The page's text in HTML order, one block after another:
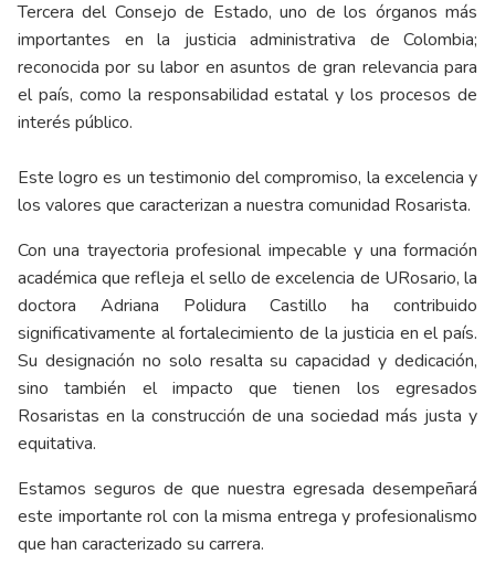
Tercera del Consejo de Estado, uno de los órganos más
importantes en la justicia administrativa de Colombia;
reconocida por su labor en asuntos de gran relevancia para
el país, como la responsabilidad estatal y los procesos de
interés público.
Este logro es un testimonio del compromiso, la excelencia y
los valores que caracterizan a nuestra comunidad Rosarista.
Con una trayectoria profesional impecable y una formación
académica que refleja el sello de excelencia de URosario, la
doctora Adriana Polidura Castillo ha contribuido
significativamente al fortalecimiento de la justicia en el país.
Su designación no solo resalta su capacidad y dedicación,
sino también el impacto que tienen los egresados
Rosaristas en la construcción de una sociedad más justa y
equitativa.
Estamos seguros de que nuestra egresada desempeñará
este importante rol con la misma entrega y profesionalismo
que han caracterizado su carrera.